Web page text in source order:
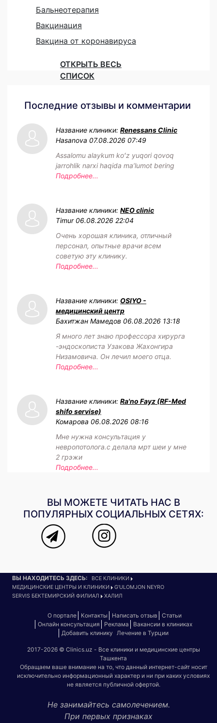
Бальнеотерапия
Вакцинация
Вакцина от коронавируса
ОТКРЫТЬ ВЕСЬ
СПИСОК
Последние отзывы и комментарии
Название клиники: Renessans Clinic
Hasanova 07.08.2026 07:49
Assalomu alaykum koʻz yuqori qovoq
jarrohlik narxi haqida maʼlumot bering
Подробнее...
Название клиники: NEO clinic
Timur 06.08.2026 22:04
Очень хорошая клиника, отличный
персонал, опытные врачи всем
советую эту клинику.
Подробнее...
Название клиники: OSIYO -
медицинский центр
Бахитжан Мамедов 06.08.2026 13:18
Я много лет знаю профессора хирурга
-эндоскописта Узакова Жахонгира
Низамовича. Он лечил моего отца.
Подробнее...
Название клиники: Ra'no Fayz (RF-Med
shifo servise)
Комарова 06.08.2026 08:16
Мне нужна консультация у
невропотолога.с делала мрт шеи у мне
2 грэжи
Подробнее...
ВЫ МОЖЕТЕ ЧИТАТЬ НАС В
ПОПУЛЯРНЫХ СОЦИАЛЬНЫХ СЕТЯХ:
ВЫ НАХОДИТЕСЬ ЗДЕСЬ:
ВСЕ КЛИНИКИ
МЕДИЦИНСКИЕ ЦЕНТРЫ И КЛИНИКИ
G'ULOMJON NEYRO
SERVIS БЕКТЕМИРСКИЙ ФИЛИАЛ
ХАЛИЛ
О портале Контакты Написать отзыв
Статьи
Онлайн консультация
Реклама
Вакансии в клиниках
Добавить клинику
Лечение в Турции
2017-2026 © Clinics.uz - Все клиники и медицинские центры
Ташкента
Обращаем ваше внимание на то, что данный интернет-сайт носит
исключительно информационный характер и ни при каких условиях
не является публичной офертой.
Не занимайтесь самолечением.
При первых признаках